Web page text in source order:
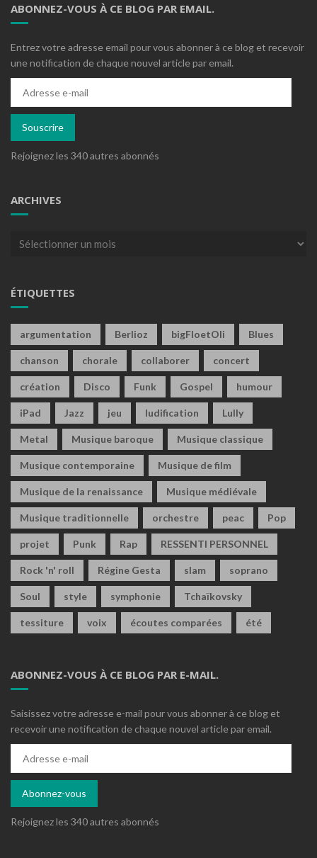
ABONNEZ-VOUS À CE BLOG PAR EMAIL.
Entrez votre adresse email pour vous abonner à ce blog et recevoir
une notification de chaque nouvel article par email.
mail
Souscrire
Rejoignez les 340 autres abonnés
ARCHIVES
Archives
ÉTIQUETTES
argumentation Berlioz bigFloetOli Blues
chanson chorale collaborer concert
création Disco Funk Gospel humour
iPad Jazz jeu ludification Lully
Metal Musique baroque Musique classique
Musique contemporaine Musique de film
Musique de la renaissance Musique médiévale
Musique traditionnelle orchestre peac Pop
projet Punk Rap RESSENTI PERSONNEL
Rock 'n' roll Régine Gesta slam soprano
Soul style symphonie Tchaïkovsky
tessiture voix écoutes comparées été
ABONNEZ-VOUS À CE BLOG PAR E-MAIL.
Saisissez votre adresse e-mail pour vous abonner à ce blog et
recevoir une notification de chaque nouvel article par email.
mail
Abonnez-vous
Rejoignez les 340 autres abonnés